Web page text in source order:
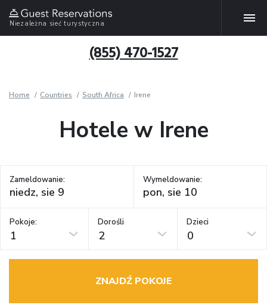
Niezależna sieć turystyczna
(855) 470-1527
Home Countries South Africa Irene
Hotele w Irene
Zameldowanie: Wymeldowanie:
Pokoje:
1
Dorośli
2
Dzieci
0
ZNAJDŹ POKOJE